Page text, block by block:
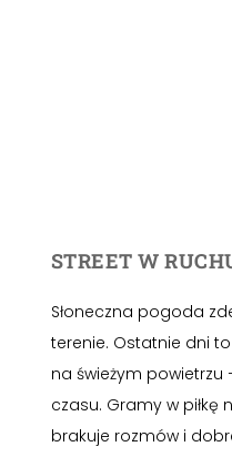
STREET W
Słoneczna pogoda
terenie. Ostatnie dni
na świeżym
czasu. Gramy w piłkę
brakuje rozmów i